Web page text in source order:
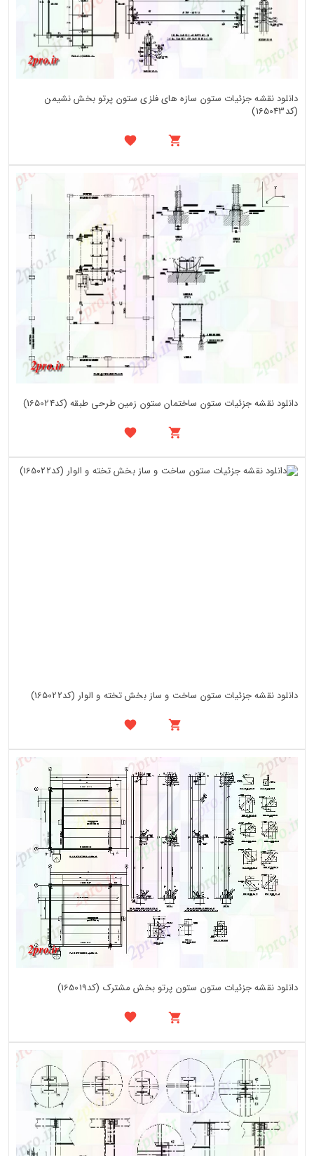
دانلود نقشه جزئیات ستون سازه های فلزی ستون پرتو بخش نشیمن
(کد165043)
دانلود نقشه جزئیات ستون ساختمان ستون زمین طرحی طبقه (کد165024)
دانلود نقشه جزئیات ستون ساخت و ساز بخش تخته و الوار (کد165022)
دانلود نقشه جزئیات ستون ستون پرتو بخش مشترک (کد165019)